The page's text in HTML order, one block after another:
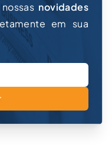
novidades
em sua